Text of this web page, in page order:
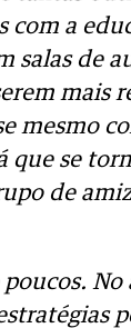
com a
salas de
mais
mesmo
se
de